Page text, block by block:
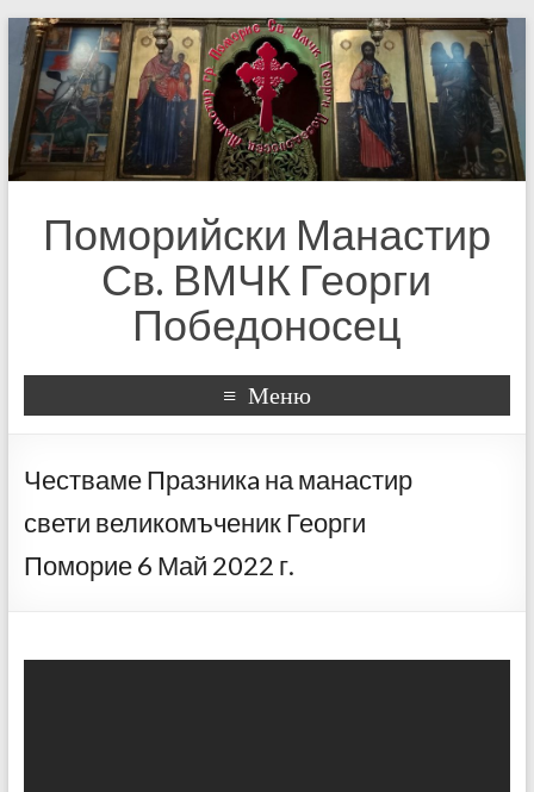
Поморийски Манастир
Св. ВМЧК Георги
Победоносец
Меню
Честваме Празникa на манастир
свети великомъченик Георги
Поморие 6 Май 2022 г.